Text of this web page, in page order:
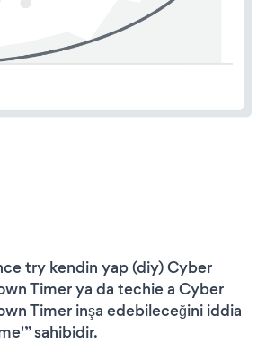
try kendin yap (diy) Cyber
Timer ya da techie a Cyber
Timer inşa edebileceğini iddia
sahibidir.